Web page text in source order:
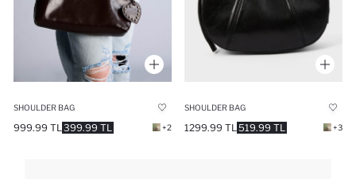
SHOULDER BAG
399.99 TL
999.99 TL +2
SHOULDER BAG
519.99 TL
1299.99 TL +3